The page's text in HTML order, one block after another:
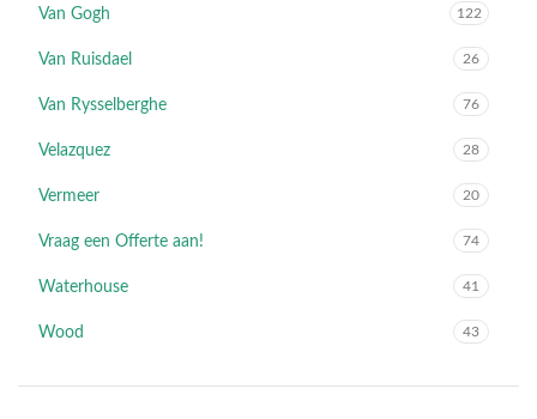
Van Gogh 122
Van Ruisdael 26
Van Rysselberghe 76
Velazquez 28
Vermeer 20
Vraag een Offerte aan! 74
Waterhouse 41
Wood 43